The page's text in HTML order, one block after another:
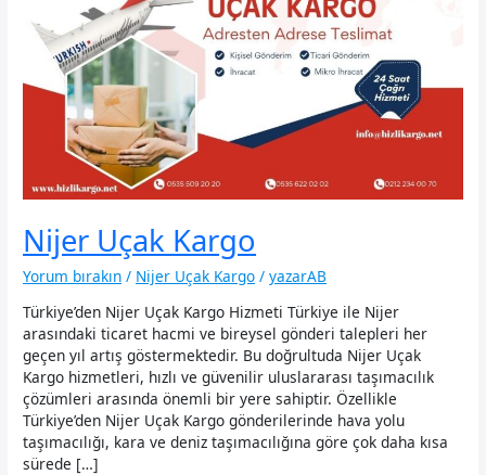
Nijer Uçak Kargo
Yorum bırakın / Nijer Uçak Kargo /yazarAB
Türkiye’den Nijer Uçak Kargo Hizmeti Türkiye ile Nijer
arasındaki ticaret hacmi ve bireysel gönderi talepleri her
geçen yıl artış göstermektedir. Bu doğrultuda Nijer Uçak
Kargo hizmetleri, hızlı ve güvenilir uluslararası taşımacılık
çözümleri arasında önemli bir yere sahiptir. Özellikle
Türkiye’den Nijer Uçak Kargo gönderilerinde hava yolu
taşımacılığı, kara ve deniz taşımacılığına göre çok daha kısa
sürede […]